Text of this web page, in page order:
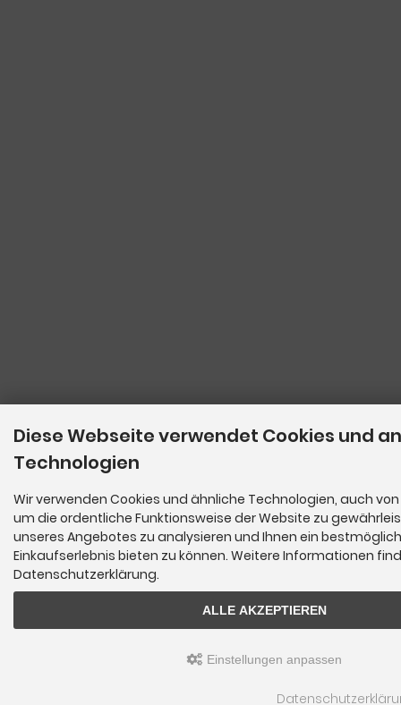
Diese Webseite verwendet Cookies und
Technologien
Wir verwenden Cookies und ähnliche Technologien, auch
um die ordentliche Funktionsweise der Website zu
unseres Angebotes zu analysieren und Ihnen ein
Einkaufserlebnis bieten zu können. Weitere Informationen
Datenschutzerklärung.
ALLE AKZEPTIEREN
Einstellungen anpassen